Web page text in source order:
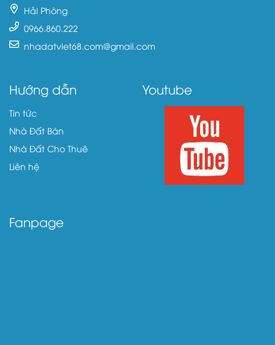
Hải Phòng
0966.860.222
nhadatviet68.com@gmail.com
Hướng dẫn
Tin tức
Nhà Đất Bán
Nhà Đất Cho Thuê
Liên hệ
Youtube
Fanpage